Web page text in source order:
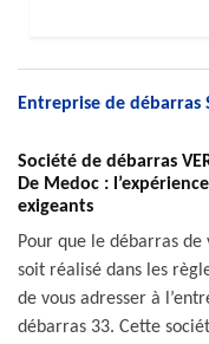
Entreprise de
Société de débarras
De Medoc :
exigeants
Pour que le débarras
soit réalisé dans les
de vous adresser à
débarras 33. Cette